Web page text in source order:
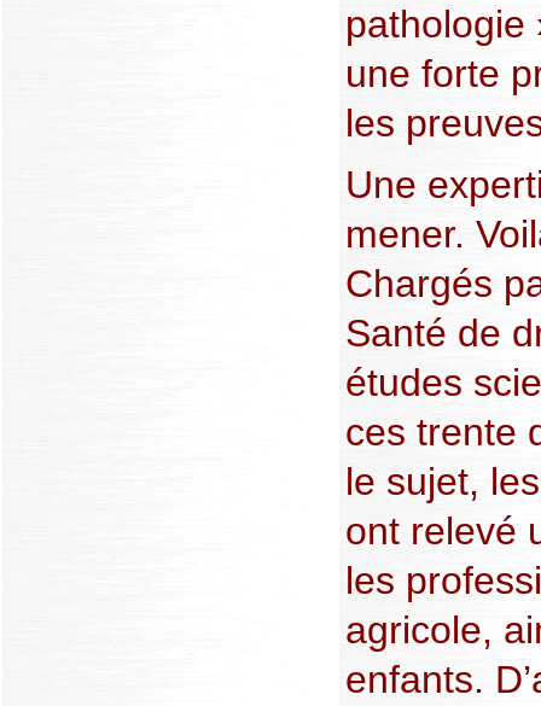
pathologie
une forte
les
Une
mener.
Chargés
Santé de
études
ces trente
le sujet,
ont relevé
les
agricole,
enfants.